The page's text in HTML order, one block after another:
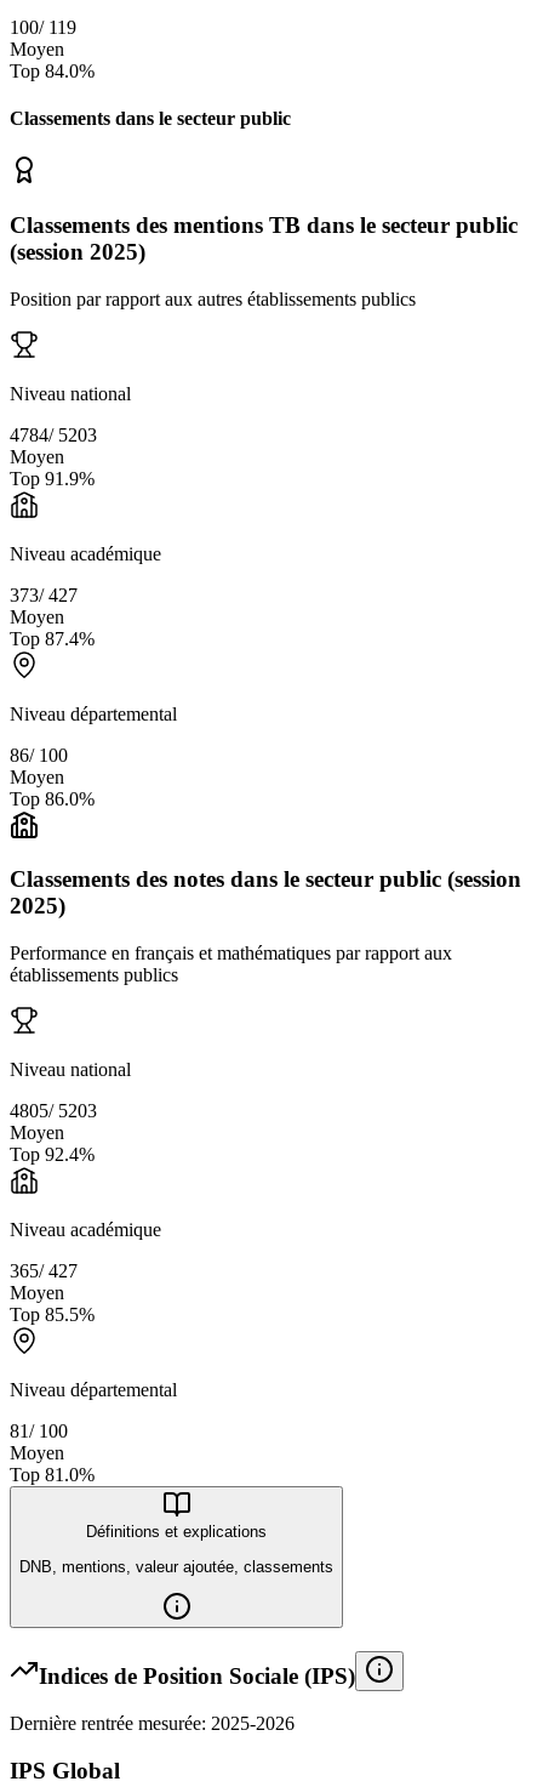
100/ 119
Moyen
Top 84.0%
Classements dans le secteur public
Classements des mentions TB dans le secteur public
(session 2025)
Position par rapport aux autres établissements publics
Niveau national
4784/ 5203
Moyen
Top 91.9%
Niveau académique
373/427
Moyen
Top 87.4%
Niveau départemental
86/ 100
Moyen
Top 86.0%
Classements des notes dans le secteur public (session
2025)
Performance en français et mathématiques par rapport aux
établissements publics
Niveau national
4805/ 5203
Moyen
Top 92.4%
Niveau académique
365/427
Moyen
Top 85.5%
Niveau départemental
81/ 100
Moyen
Top 81.0%
Définitions et explications
DNB, mentions, valeur ajoutée, classements
Indices de Position Sociale (IPS)
Dernière rentrée mesurée: 2025-2026
IPS Global